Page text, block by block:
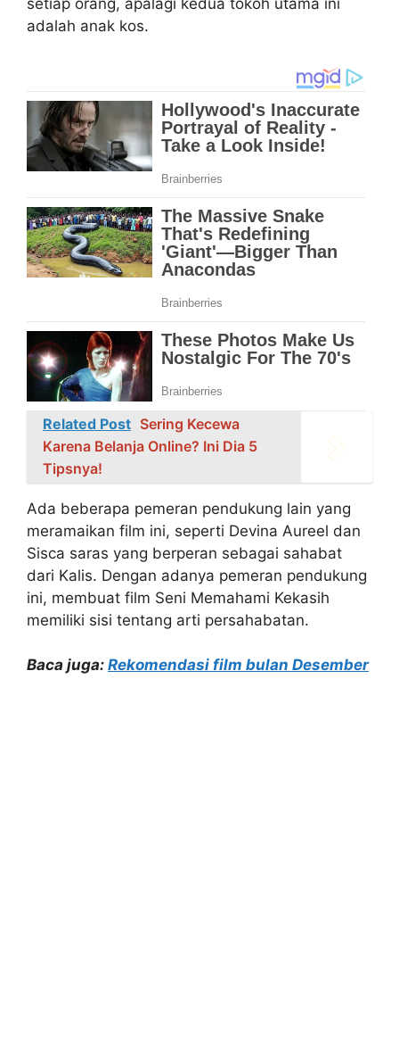
setiap orang, apalagi kedua tokoh utama ini
adalah anak kos.
Related Post Sering Kecewa
Karena Belanja Online? Ini Dia 5
Tipsnya!
Ada beberapa pemeran pendukung lain yang
meramaikan film ini, seperti Devina Aureel dan
Sisca saras yang berperan sebagai sahabat
dari Kalis. Dengan adanya pemeran pendukung
ini, membuat film Seni Memahami Kekasih
memiliki sisi tentang arti persahabatan.
Baca juga: Rekomendasi film bulan Desember